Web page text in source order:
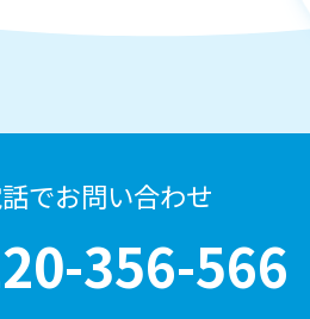
でお問い合わせ
356-566